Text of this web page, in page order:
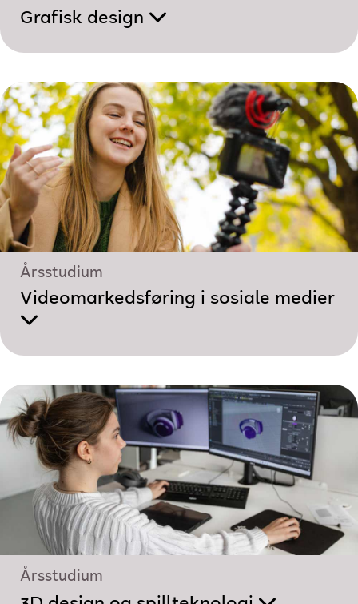
Grafisk design
Årsstudium
Videomarkedsføring i sosiale medier
Årsstudium